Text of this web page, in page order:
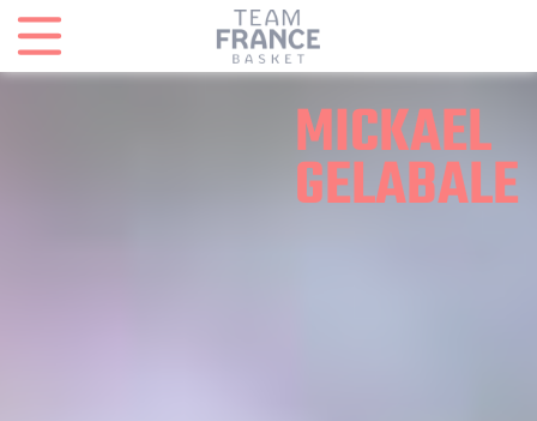
MICKAEL
GELABALE
Panneau de gestion des cookies